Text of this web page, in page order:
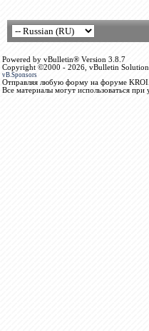
Powered by vBulletin® Version 3.8.7
Copyright ©2000 - 2026, vBulletin
vB.Sponsors
Отправляя любую форму на форуме
Все материалы могут использоваться